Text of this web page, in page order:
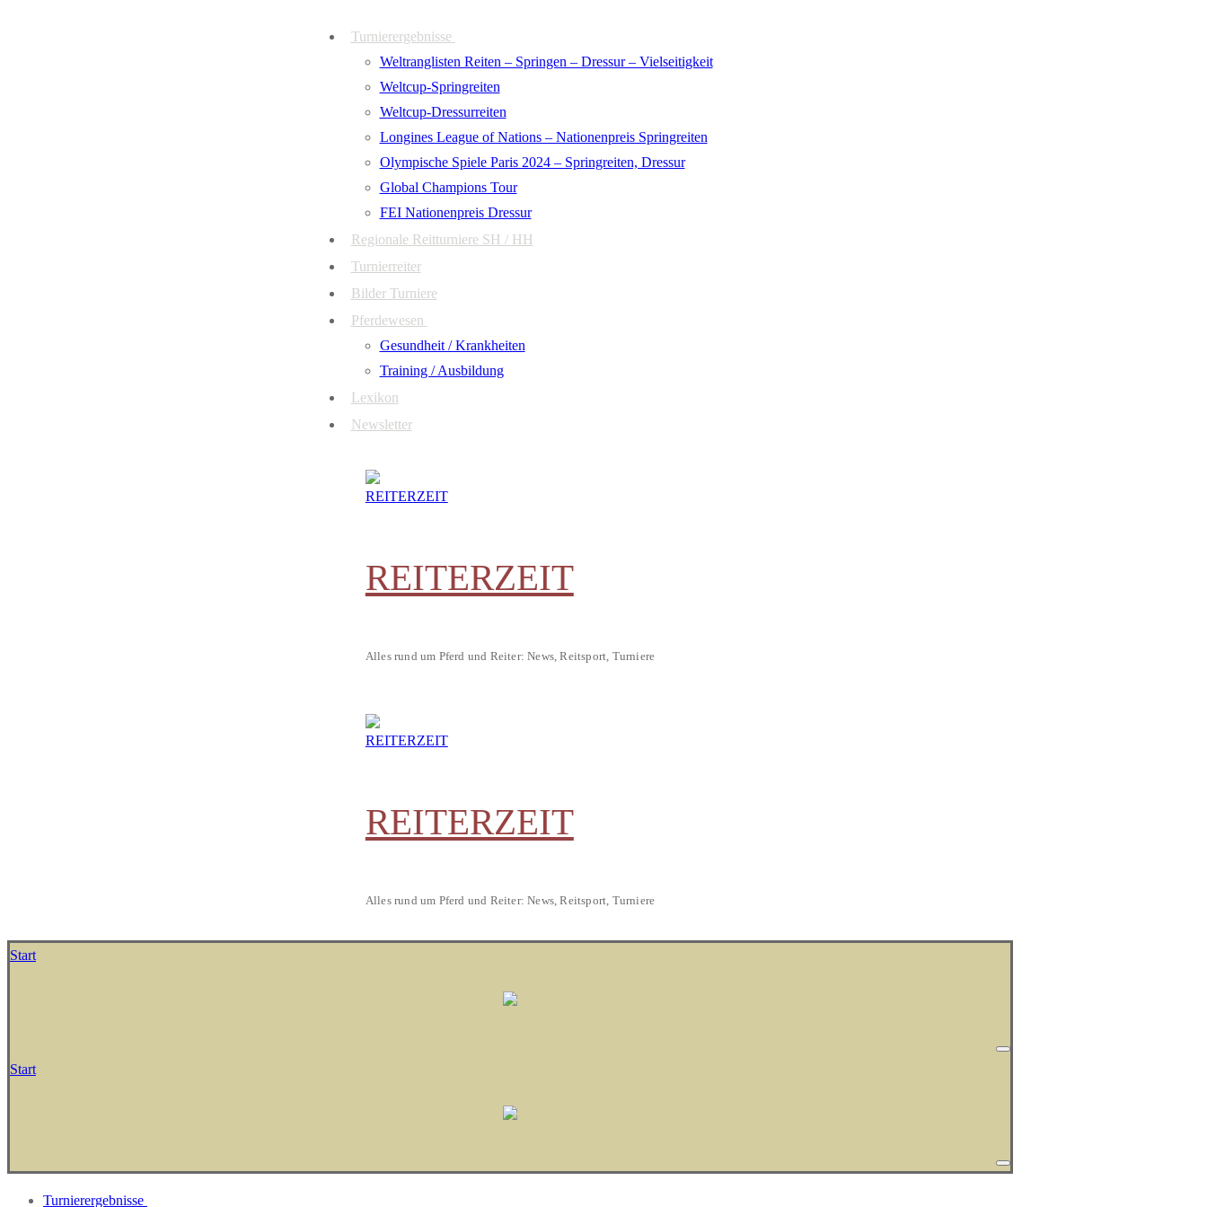
Turnierergebnisse
Weltranglisten Reiten – Springen – Dressur – Vielseitigkeit
Weltcup-Springreiten
Weltcup-Dressurreiten
Longines League of Nations – Nationenpreis Springreiten
Olympische Spiele Paris 2024 – Springreiten, Dressur
Global Champions Tour
FEI Nationenpreis Dressur
Regionale Reitturniere SH / HH
Turnierreiter
Bilder Turniere
Pferdewesen
Gesundheit / Krankheiten
Training / Ausbildung
Lexikon
Newsletter
REITERZEIT
Alles rund um Pferd und Reiter: News, Reitsport, Turniere
REITERZEIT
Alles rund um Pferd und Reiter: News, Reitsport, Turniere
Start
Start
Turnierergebnisse